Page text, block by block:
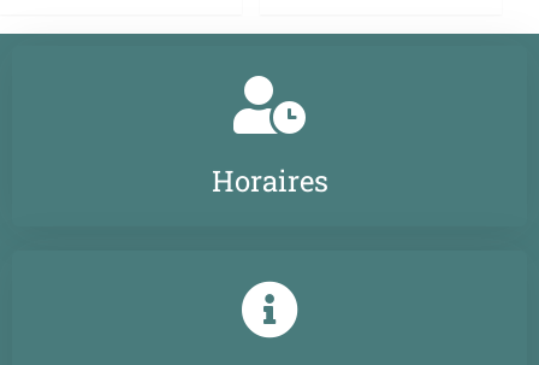
Horaires